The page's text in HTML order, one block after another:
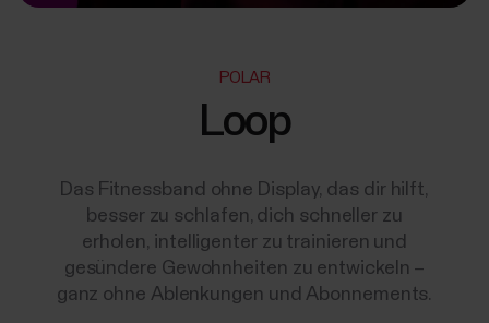
POLAR
Loop
Das Fitnessband ohne Display, das dir hilft,
besser zu schlafen, dich schneller zu
erholen, intelligenter zu trainieren und
gesündere Gewohnheiten zu entwickeln –
ganz ohne Ablenkungen und Abonnements.